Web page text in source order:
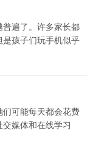
遍了。许多家长都
孩子们玩手机似乎
可能每天都会花费
媒体和在线学习